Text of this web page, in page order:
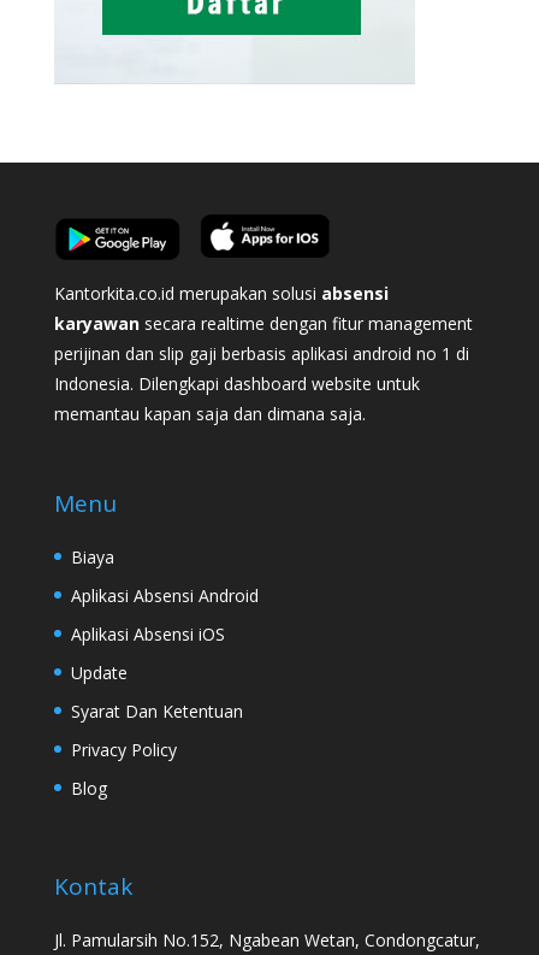
Kantorkita.co.id merupakan solusi absensi
karyawan secara realtime dengan fitur management
perijinan dan slip gaji berbasis aplikasi android no 1 di
Indonesia. Dilengkapi dashboard website untuk
memantau kapan saja dan dimana saja.
Menu
Biaya
Aplikasi Absensi Android
Aplikasi Absensi iOS
Update
Syarat Dan Ketentuan
Privacy Policy
Blog
Kontak
Jl. Pamularsih No.152, Ngabean Wetan, Condongcatur,